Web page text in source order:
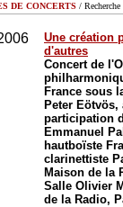
DE CONCERTS / Recherche
Une création
d'autres
Concert de
France sous
Peter Eötvös,
participation
Emmanuel
hautboïste
clarinettiste
Maison de la
Salle Olivier
de la Radio,